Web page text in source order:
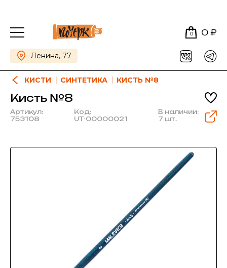
0 0 ₽
Ленина, 77
КИСТИ СИНТЕТИКА КИСТЬ №8
Кисть №8
Артикул:
753108
Код:
UT-00000021
В наличии:
7 шт.